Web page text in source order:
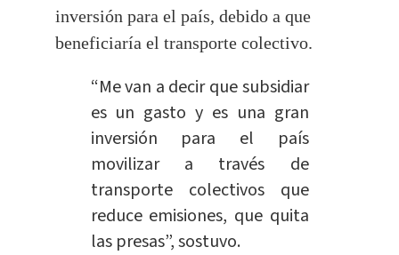
inversión para el país, debido a que
beneficiaría el transporte colectivo.
“Me van a decir que subsidiar
es un gasto y es una gran
inversión para el país
movilizar a través de
transporte colectivos que
reduce emisiones, que quita
las presas”, sostuvo.